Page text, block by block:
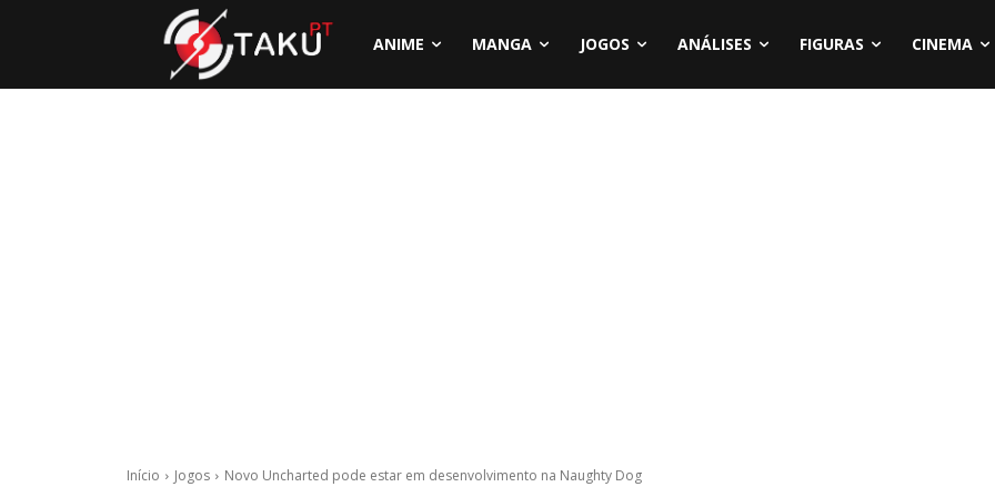
ANIME MANGA JOGOS ANÁLISES FIGURAS CINEMA
Início Jogos Novo Uncharted pode estar em desenvolvimento na Naughty Dog